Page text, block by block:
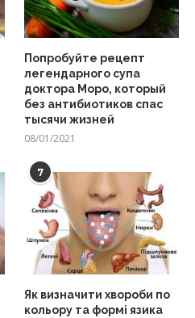
Попробуйте рецепт
легендарного супа
доктора Моро, который
без антибиотиков спас
тысячи жизней
08/01/2021
7
Як визначити хвороби по
кольору та формі язика